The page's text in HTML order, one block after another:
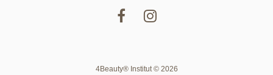
4Beauty® Institut © 2026